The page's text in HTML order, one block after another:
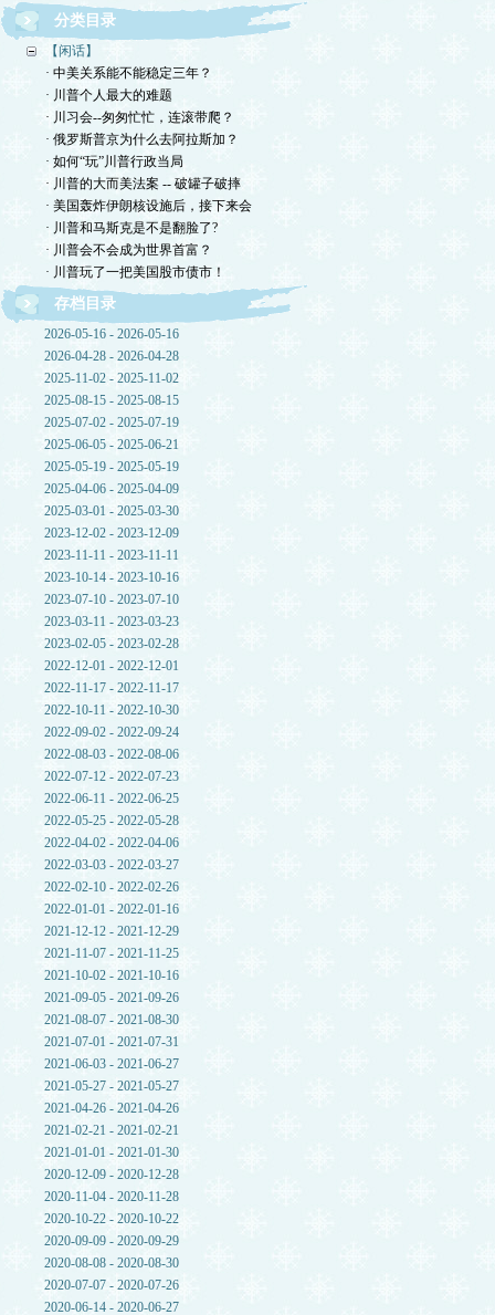
分类目录
【闲话】
· 中美关系能不能稳定三年？
· 川普个人最大的难题
· 川习会--匆匆忙忙，连滚带爬？
· 俄罗斯普京为什么去阿拉斯加？
· 如何“玩”川普行政当局
· 川普的大而美法案 -- 破罐子破摔
· 美国轰炸伊朗核设施后，接下来会
· 川普和马斯克是不是翻脸了?
· 川普会不会成为世界首富？
· 川普玩了一把美国股市债市！
存档目录
2026-05-16 - 2026-05-16
2026-04-28 - 2026-04-28
2025-11-02 - 2025-11-02
2025-08-15 - 2025-08-15
2025-07-02 - 2025-07-19
2025-06-05 - 2025-06-21
2025-05-19 - 2025-05-19
2025-04-06 - 2025-04-09
2025-03-01 - 2025-03-30
2023-12-02 - 2023-12-09
2023-11-11 - 2023-11-11
2023-10-14 - 2023-10-16
2023-07-10 - 2023-07-10
2023-03-11 - 2023-03-23
2023-02-05 - 2023-02-28
2022-12-01 - 2022-12-01
2022-11-17 - 2022-11-17
2022-10-11 - 2022-10-30
2022-09-02 - 2022-09-24
2022-08-03 - 2022-08-06
2022-07-12 - 2022-07-23
2022-06-11 - 2022-06-25
2022-05-25 - 2022-05-28
2022-04-02 - 2022-04-06
2022-03-03 - 2022-03-27
2022-02-10 - 2022-02-26
2022-01-01 - 2022-01-16
2021-12-12 - 2021-12-29
2021-11-07 - 2021-11-25
2021-10-02 - 2021-10-16
2021-09-05 - 2021-09-26
2021-08-07 - 2021-08-30
2021-07-01 - 2021-07-31
2021-06-03 - 2021-06-27
2021-05-27 - 2021-05-27
2021-04-26 - 2021-04-26
2021-02-21 - 2021-02-21
2021-01-01 - 2021-01-30
2020-12-09 - 2020-12-28
2020-11-04 - 2020-11-28
2020-10-22 - 2020-10-22
2020-09-09 - 2020-09-29
2020-08-08 - 2020-08-30
2020-07-07 - 2020-07-26
2020-06-14 - 2020-06-27